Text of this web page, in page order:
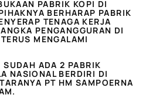
PABRIK KOPI DI
BERHARAP PABRIK
TENAGA KERJA
PENGANGGURAN DI
MENGALAMI
ADA 2 PABRIK
NASIONAL BERDIRI DI
PT HM SAMPOERNA